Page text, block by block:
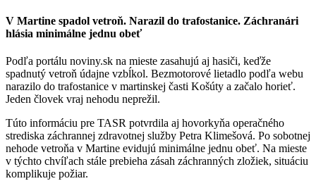
V Martine spadol vetroň. Narazil do trafostanice. Záchranári
hlásia minimálne jednu obeť
Podľa portálu noviny.sk na mieste zasahujú aj hasiči, keďže
spadnutý vetroň údajne vzbĺkol. Bezmotorové lietadlo podľa webu
narazilo do trafostanice v martinskej časti Košúty a začalo horieť.
Jeden človek vraj nehodu neprežil.
Túto informáciu pre TASR potvrdila aj hovorkyňa operačného
strediska záchrannej zdravotnej služby Petra Klimešová. Po sobotnej
nehode vetroňa v Martine evidujú minimálne jednu obeť. Na mieste
v týchto chvíľach stále prebieha zásah záchranných zložiek, situáciu
komplikuje požiar.